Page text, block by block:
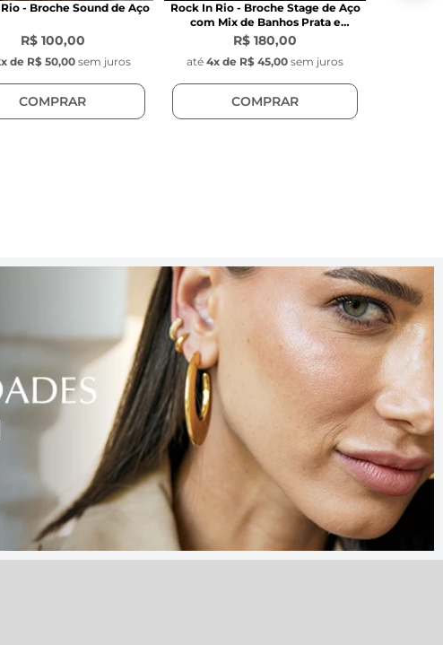
- Broche Sound de Aço
R$ 100,00
x de R$ 50,00 sem juros
COMPRAR
Rock In Rio - Broche Stage de Aço
com Mix de Banhos Prata e
Dourado
R$ 180,00
até 4x de R$ 45,00 sem juros
COMPRAR